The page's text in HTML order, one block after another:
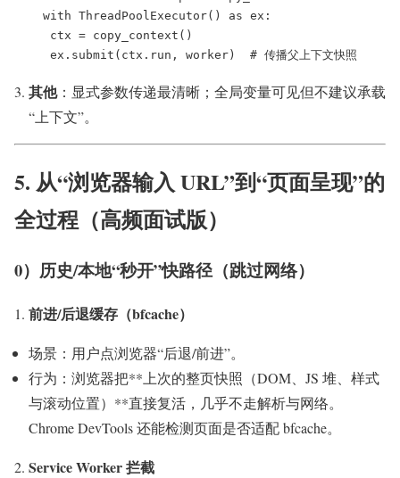
with ThreadPoolExecutor() as ex:
ctx = copy_context()
ex.submit(ctx.run, worker)  # 传播父上下文快照
其他：显式参数传递最清晰；全局变量可见但不建议承载
“上下文”。
5. 从“浏览器输入 URL”到“页面呈现”的
全过程（高频面试版）
0）历史/本地“秒开”快路径（跳过网络）
前进/后退缓存（bfcache）
场景：用户点浏览器“后退/前进”。
行为：浏览器把**上次的整页快照（DOM、JS 堆、样式
与滚动位置）**直接复活，几乎不走解析与网络。
Chrome DevTools 还能检测页面是否适配 bfcache。
Service Worker 拦截